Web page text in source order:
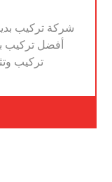
شركة تركيب
أفضل تركيب
تركيب